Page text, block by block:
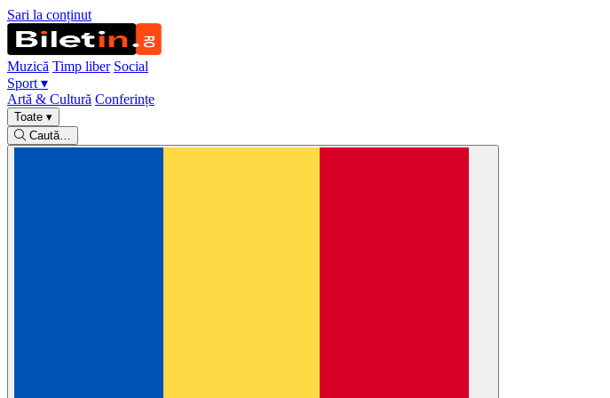
Sari la conținut
Muzică Timp liber Social
Sport ▾
Artă & Cultură Conferințe
Toate ▾
Caută…